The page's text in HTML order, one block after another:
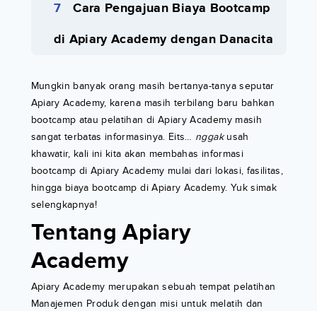
Cara Pengajuan Biaya Bootcamp
di Apiary Academy dengan Danacita
Mungkin banyak orang masih bertanya-tanya seputar
Apiary Academy, karena masih terbilang baru bahkan
bootcamp atau pelatihan di Apiary Academy masih
sangat terbatas informasinya. Eits… nggakusah
khawatir, kali ini kita akan membahas informasi
bootcamp di Apiary Academy mulai dari lokasi, fasilitas,
hingga biaya bootcamp di Apiary Academy. Yuk simak
selengkapnya!
Tentang Apiary
Academy
Apiary Academy merupakan sebuah tempat pelatihan
Manajemen Produk dengan misi untuk melatih dan